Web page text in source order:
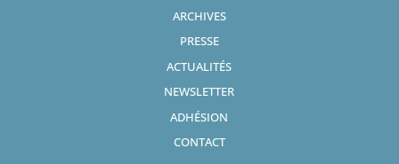
ARCHIVES
PRESSE
ACTUALITÉS
NEWSLETTER
ADHÉSION
CONTACT